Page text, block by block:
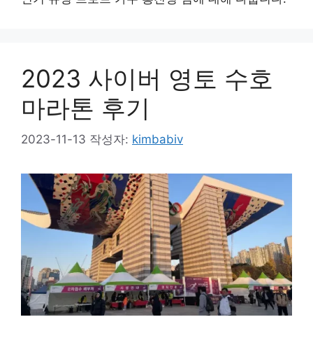
2023 사이버 영토 수호
마라톤 후기
2023-11-13 작성자: kimbabiv